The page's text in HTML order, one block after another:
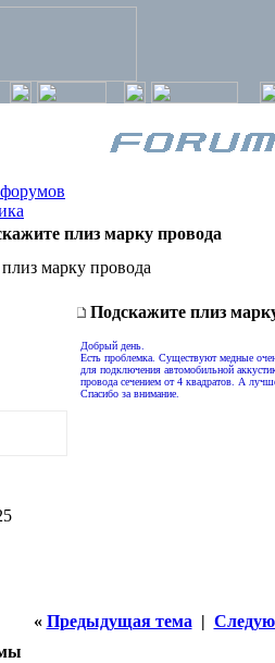
плиз марку провода
марку провода
Подскажите плиз
Добрый день.
Есть проблемка. Существуют медные
для подключения автомобильной
провода сечением от 4 квадратов. А
Спасибо за внимание.
« Предыдущая тема |